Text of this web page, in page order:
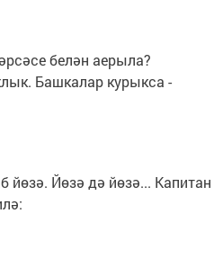
белән аерыла?
Башкалар курыкса -
йөзә. Йөзә дә йөзә... Капитан